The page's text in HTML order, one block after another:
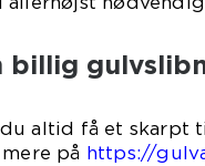
billig
du altid få et skarpt
på https://